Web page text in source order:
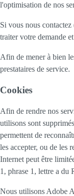
l'optimisation de nos
Si vous nous
traiter votre demande
Afin de mener à bien
prestataires de service.
Cookies
Afin de rendre nos
utilisons sont
permettent de
les accepter, ou de les
Internet peut être
1, phrase 1, lettre a du
Nous utilisons Adobe